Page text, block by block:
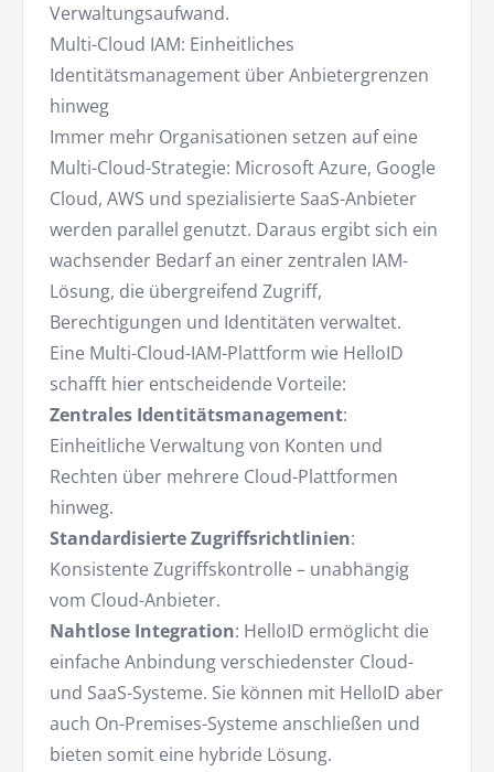
Verwaltungsaufwand.
Multi-Cloud IAM: Einheitliches
Identitätsmanagement über Anbietergrenzen
hinweg
Immer mehr Organisationen setzen auf eine
Multi-Cloud-Strategie: Microsoft Azure, Google
Cloud, AWS und spezialisierte SaaS-Anbieter
werden parallel genutzt. Daraus ergibt sich ein
wachsender Bedarf an einer zentralen IAM-
Lösung, die übergreifend Zugriff,
Berechtigungen und Identitäten verwaltet.
Eine Multi-Cloud-IAM-Plattform wie HelloID
schafft hier entscheidende Vorteile:
Zentrales Identitätsmanagement:
Einheitliche Verwaltung von Konten und
Rechten über mehrere Cloud-Plattformen
hinweg.
Standardisierte Zugriffsrichtlinien:
Konsistente Zugriffskontrolle – unabhängig
vom Cloud-Anbieter.
Nahtlose Integration: HelloID ermöglicht die
einfache Anbindung verschiedenster Cloud-
und SaaS-Systeme. Sie können mit HelloID aber
auch On-Premises-Systeme anschließen und
bieten somit eine hybride Lösung.